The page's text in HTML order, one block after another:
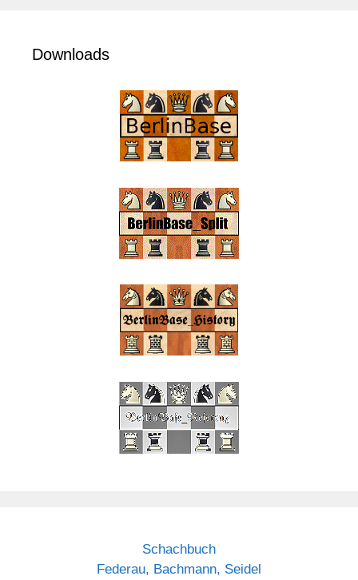
Downloads
Schachbuch
Federau, Bachmann, Seidel